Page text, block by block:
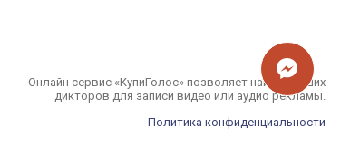
Онлайн сервис «КупиГолос» позволяет найти лучших
дикторов для записи видео или аудио рекламы.
Политика конфиденциальности